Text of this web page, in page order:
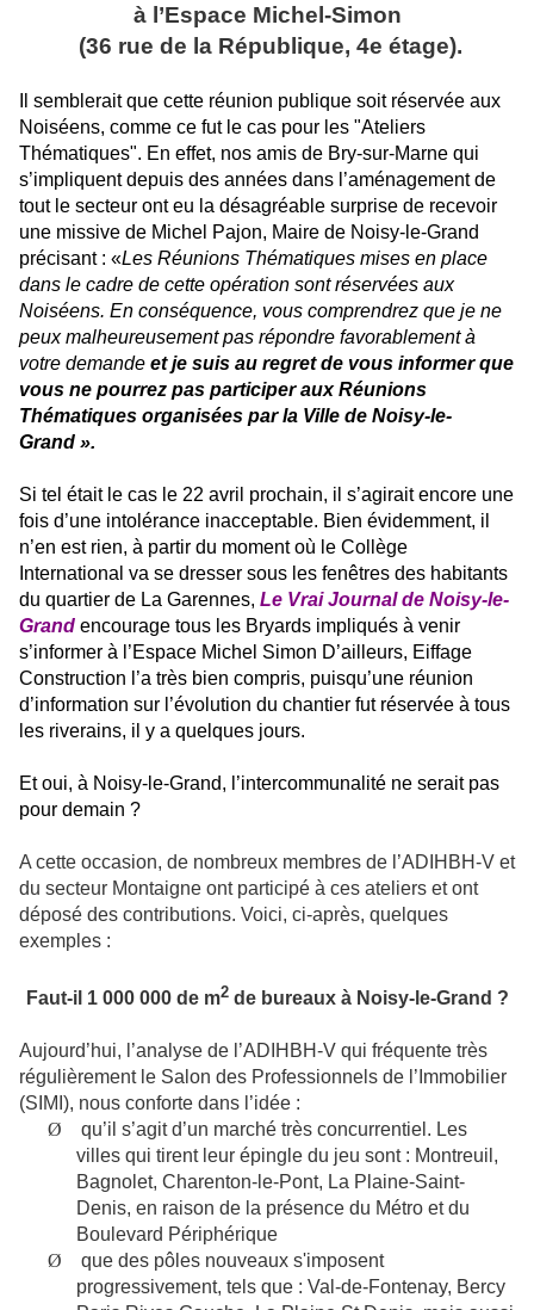
à l’Espace Michel-Simon
(36 rue de la République, 4e étage).
Il semblerait que cette réunion publique soit réservée aux
Noiséens, comme ce fut le cas pour les "Ateliers
Thématiques". En effet, nos amis de Bry-sur-Marne qui
s’impliquent depuis des années dans l’aménagement de
tout le secteur ont eu la désagréable surprise de recevoir
une missive de Michel Pajon, Maire de Noisy-le-Grand
précisant : «Les Réunions Thématiques mises en place
dans le cadre de cette opération sont réservées aux
Noiséens. En conséquence, vous comprendrez que je ne
peux malheureusement pas répondre favorablement à
votre demande et je suis au regret de vous informer que
vous ne pourrez pas participer aux Réunions
Thématiques organisées par la Ville de Noisy-le-
Grand ».
Si tel était le cas le 22 avril prochain, il s’agirait encore une
fois d’une intolérance inacceptable. Bien évidemment, il
n’en est rien, à partir du moment où le Collège
International va se dresser sous les fenêtres des habitants
du quartier de La Garennes, Le Vrai Journal de Noisy-le-
Grand encourage tous les Bryards impliqués à venir
s’informer à l’Espace Michel Simon D’ailleurs, Eiffage
Construction l’a très bien compris, puisqu’une réunion
d’information sur l’évolution du chantier fut réservée à tous
les riverains, il y a quelques jours.
Et oui, à Noisy-le-Grand, l’intercommunalité ne serait pas
pour demain ?
A cette occasion, de nombreux membres de l’ADIHBH-V et
du secteur Montaigne ont participé à ces ateliers et ont
déposé des contributions. Voici, ci-après, quelques
exemples :
Faut-il 1 000 000 de m2de bureaux à Noisy-le-Grand ?
Aujourd’hui, l’analyse de l’ADIHBH-V qui fréquente très
régulièrement le Salon des Professionnels de l’Immobilier
(SIMI), nous conforte dans l’idée :
Ø
qu’il s’agit d’un marché très concurrentiel. Les
villes qui tirent leur épingle du jeu sont : Montreuil,
Bagnolet, Charenton-le-Pont, La Plaine-Saint-
Denis, en raison de la présence du Métro et du
Boulevard Périphérique
Ø
que des pôles nouveaux s'imposent
progressivement, tels que : Val-de-Fontenay, Bercy